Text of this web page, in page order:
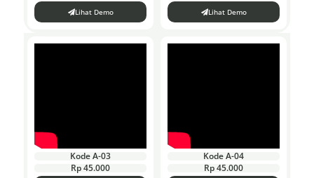
Lihat Demo Lihat Demo
Kode A-03
Rp 45.000
Kode A-04
Rp 45.000